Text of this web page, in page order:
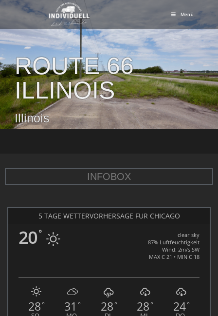
Menü
ROUTE 66
ILLINOIS
Illinois
INFOBOX
5 TAGE WETTERVORHERSAGE FÜR CHICAGO
20°
clear sky
87% Luftfeuchtigkeit
Wind: 2m/s SW
MAX C 21 • MIN C 18
28 ° 31 ° 28 ° 28 ° 24°